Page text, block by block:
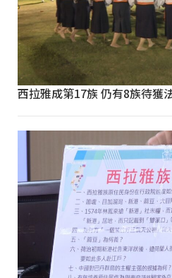
西拉雅成第17族 仍有8族待獲